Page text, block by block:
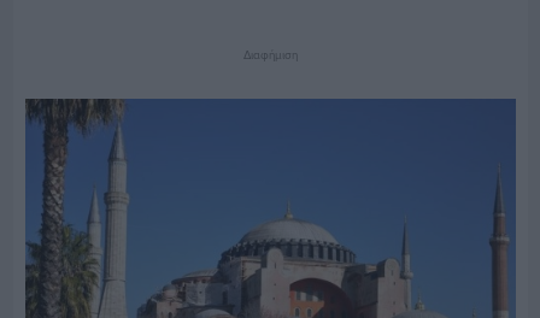
Διαφήμιση